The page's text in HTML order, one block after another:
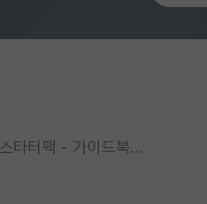
[무료] 2026 미국 대학원 유학 스타터팩 - 가이드북 & 합격자 컨택메일 템플릿